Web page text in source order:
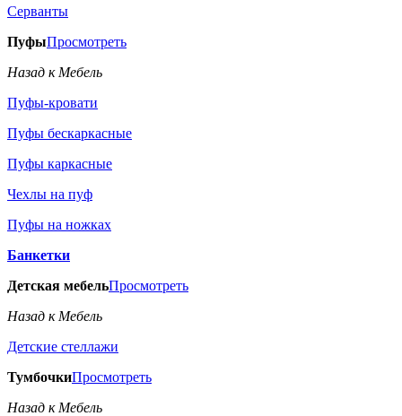
Серванты
ПуфыПросмотреть
Назад к Мебель
Пуфы-кровати
Пуфы бескаркасные
Пуфы каркасные
Чехлы на пуф
Пуфы на ножках
Банкетки
Детская мебельПросмотреть
Назад к Мебель
Детские стеллажи
ТумбочкиПросмотреть
Назад к Мебель